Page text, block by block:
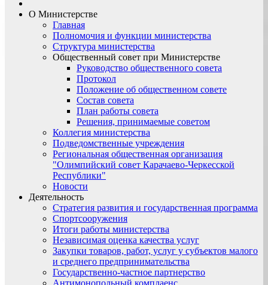
О Министерстве
Главная
Полномочия и функции министерства
Структура министерства
Общественный совет при Министерстве
Руководство общественного совета
Протокол
Положение об общественном совете
Состав совета
План работы совета
Решения, принимаемые советом
Коллегия министерства
Подведомственные учреждения
Региональная общественная организация
"Олимпийский совет Карачаево-Черкесской
Республики"
Новости
Деятельность
Стратегия развития и государственная программа
Спортсооружения
Итоги работы министерства
Независимая оценка качества услуг
Закупки товаров, работ, услуг у субъектов малого
и среднего предпринимательства
Государственно-частное партнерство
Антимонопольный комплаенс